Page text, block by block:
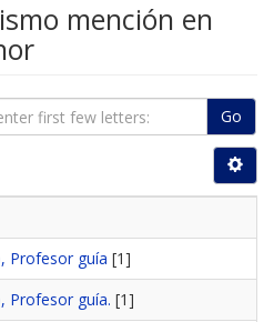
mención en
Go
Profesor guía [1]
Profesor guía. [1]